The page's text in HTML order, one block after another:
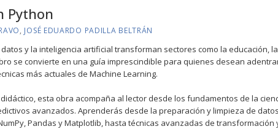
Python
, JOSÉ EDUARDO PADILLA BELTRÁN
y la inteligencia artificial transforman sectores como la educación,
se convierte en una guía imprescindible para quienes desean
más actuales de Machine Learning.
esta obra acompaña al lector desde los fundamentos de la
avanzados. Aprenderás desde la preparación y limpieza de
Pandas y Matplotlib, hasta técnicas avanzadas de transformación